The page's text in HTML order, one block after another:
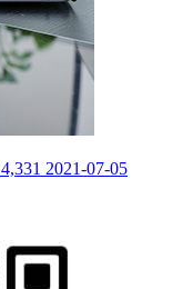
4,331 2021-07-05